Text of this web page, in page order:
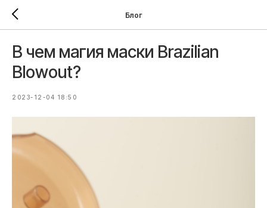
Блог
В чем магия маски Brazilian
Blowout?
2023-12-04 18:50